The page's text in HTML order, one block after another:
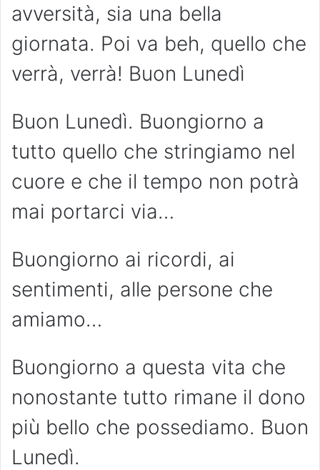
avversità, sia una bella
giornata. Poi va beh, quello che
verrà, verrà! Buon Lunedì
Buon Lunedì. Buongiorno a
tutto quello che stringiamo nel
cuore e che il tempo non potrà
mai portarci via…
Buongiorno ai ricordi, ai
sentimenti, alle persone che
amiamo…
Buongiorno a questa vita che
nonostante tutto rimane il dono
più bello che possediamo. Buon
Lunedì.